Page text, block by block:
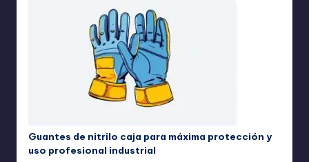
Guantes de nitrilo caja para máxima protección y
uso profesional industrial